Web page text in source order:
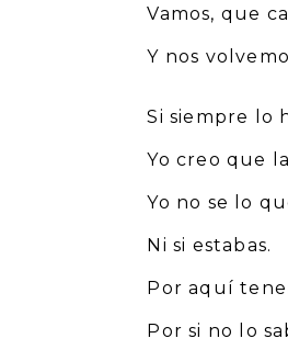
Vamos, que
Y nos
Si siempre lo
Yo creo que
Yo no se lo
Ni si estabas.
Por aquí
Por si no lo